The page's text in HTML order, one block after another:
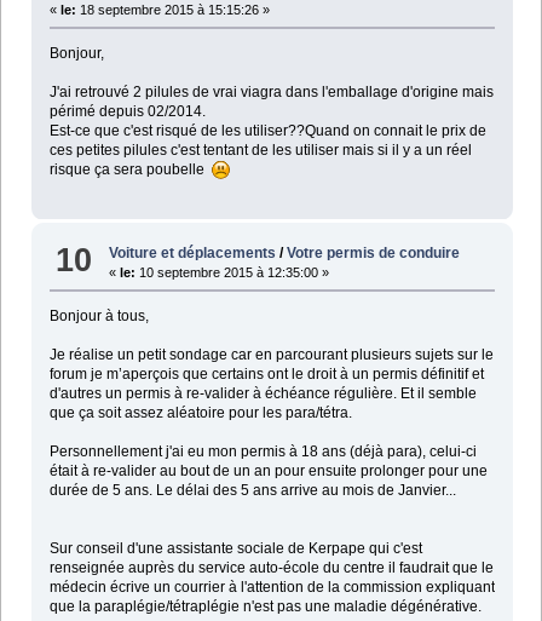
« le: 18 septembre 2015 à 15:15:26 »
Bonjour,
J'ai retrouvé 2 pilules de vrai viagra dans l'emballage d'origine mais
périmé depuis 02/2014.
Est-ce que c'est risqué de les utiliser??Quand on connait le prix de
ces petites pilules c'est tentant de les utiliser mais si il y a un réel
risque ça sera poubelle
10 Voiture et déplacements /Votre permis de conduire
«le: 10 septembre 2015 à 12:35:00 »
Bonjour à tous,
Je réalise un petit sondage car en parcourant plusieurs sujets sur le
forum je m’aperçois que certains ont le droit à un permis définitif et
d'autres un permis à re-valider à échéance régulière. Et il semble
que ça soit assez aléatoire pour les para/tétra.
Personnellement j'ai eu mon permis à 18 ans (déjà para), celui-ci
était à re-valider au bout de un an pour ensuite prolonger pour une
durée de 5 ans. Le délai des 5 ans arrive au mois de Janvier...
Sur conseil d'une assistante sociale de Kerpape qui c'est
renseignée auprès du service auto-école du centre il faudrait que le
médecin écrive un courrier à l'attention de la commission expliquant
que la paraplégie/tétraplégie n'est pas une maladie dégénérative.